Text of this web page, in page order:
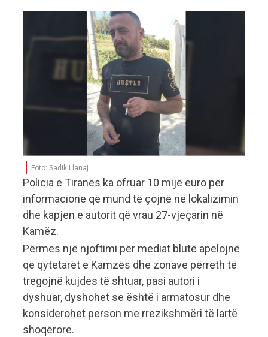
Foto: Sadik Llanaj
Policia e Tiranës ka ofruar 10 mijë euro për
informacione që mund të çojnë në lokalizimin
dhe kapjen e autorit që vrau 27-vjeçarin në
Kamëz.
Përmes një njoftimi për mediat blutë apelojnë
që qytetarët e Kamzës dhe zonave përreth të
tregojnë kujdes të shtuar, pasi autori i
dyshuar, dyshohet se është i armatosur dhe
konsiderohet person me rrezikshmëri të lartë
shoqërore.